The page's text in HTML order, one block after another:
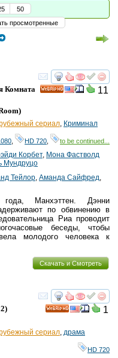
50
просмотренные
смотреть
11
Комната
)
сериал Криминал
HD 720 to be continued...
Корбет, Мона Фастволд
Мундруцо
Тейлор Аманда Сайфред
Манхэттен. Дэнни
по обвинению в
Риа проводит
беседы, чтобы
молодого человека к
Скачать и Смотреть
смотреть
1
сериал драма
HD 720